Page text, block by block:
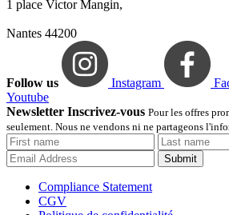
1 place Victor Mangin,
Nantes 44200
Follow us Instagram
Youtube
Newsletter Inscrivez-vous Pour les offres
seulement. Nous ne vendons ni ne partageons
Submit
Compliance Statement
CGV